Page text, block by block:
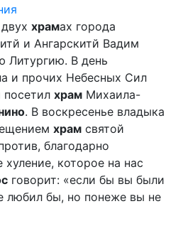
храмах города
и Ангарскитй Вадим
Литургию. В день
и прочих Небесных Сил
посетил храм Михаила-
. В воскресенье владыка
храм святой
благодарно
которое на нас
говорит: «если бы вы были
любил бы, но понеже вы не